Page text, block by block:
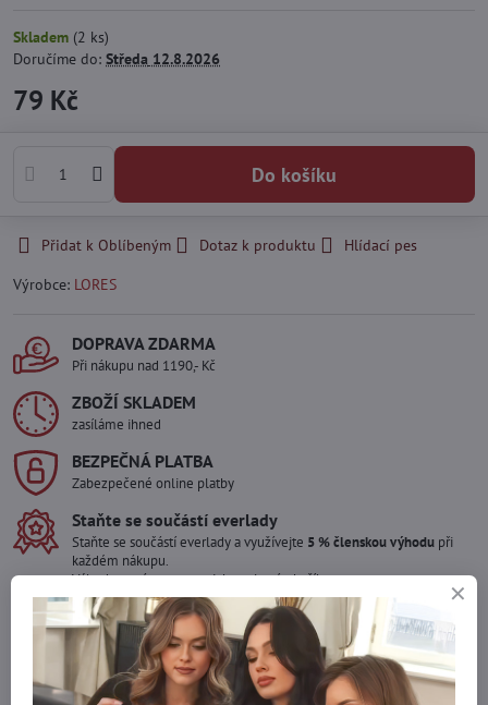
Skladem (2 ks)
Doručíme do: Středa 12.8.2026
79 Kč
Do košíku
Přidat k Oblíbeným Dotaz k produktu
Hlídací pes
Výrobce: LORES
DOPRAVA ZDARMA
Při nákupu nad 1190,- Kč
ZBOŽÍ SKLADEM
zasíláme ihned
BEZPEČNÁ PLATBA
Zabezpečené online platby
Staňte se součástí everlady
Staňte se součástí everlady a využívejte 5 % členskou výhodu při
každém nákupu.
Výhoda se vám automaticky uplatní v košíku.
Máte zájem o více kusů ?
Kontaktujte nás na mail, zboží pro Vás doskladníme!